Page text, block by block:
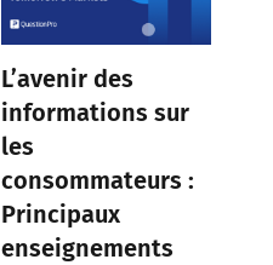
L’avenir des
informations sur
les
consommateurs :
Principaux
enseignements